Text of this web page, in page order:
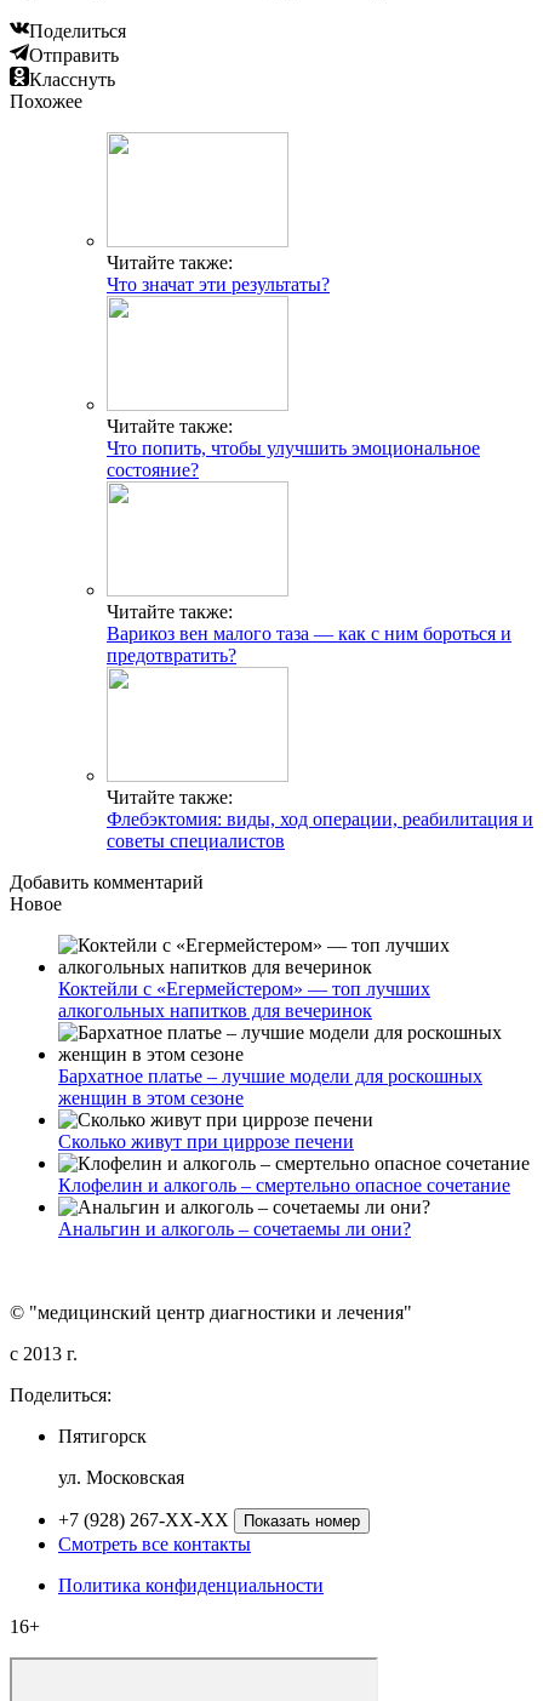
Поделиться
Отправить
Класснуть
Похожее
Читайте также:
Что значат эти результаты?
Читайте также:
Что попить, чтобы улучшить эмоциональное
состояние?
Читайте также:
Варикоз вен малого таза — как с ним бороться и
предотвратить?
Читайте также:
Флебэктомия: виды, ход операции, реабилитация и
советы специалистов
Добавить комментарий
Новое
Коктейли с «Егермейстером» — топ лучших
алкогольных напитков для вечеринок
Бархатное платье – лучшие модели для роскошных
женщин в этом сезоне
Сколько живут при циррозе печени
Клофелин и алкоголь – смертельно опасное сочетание
Анальгин и алкоголь – сочетаемы ли они?
© "медицинский центр диагностики и лечения"
c 2013 г.
Поделиться:
Пятигорск
ул. Московская
+7 (928) 267-XX-XX Показать номер
Смотреть все контакты
Политика конфиденциальности
16+